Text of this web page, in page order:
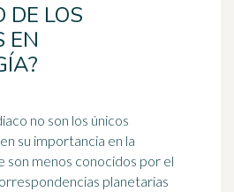
DE LOS
EN
no son los únicos
su importancia en la
son menos conocidos por el
planetarias